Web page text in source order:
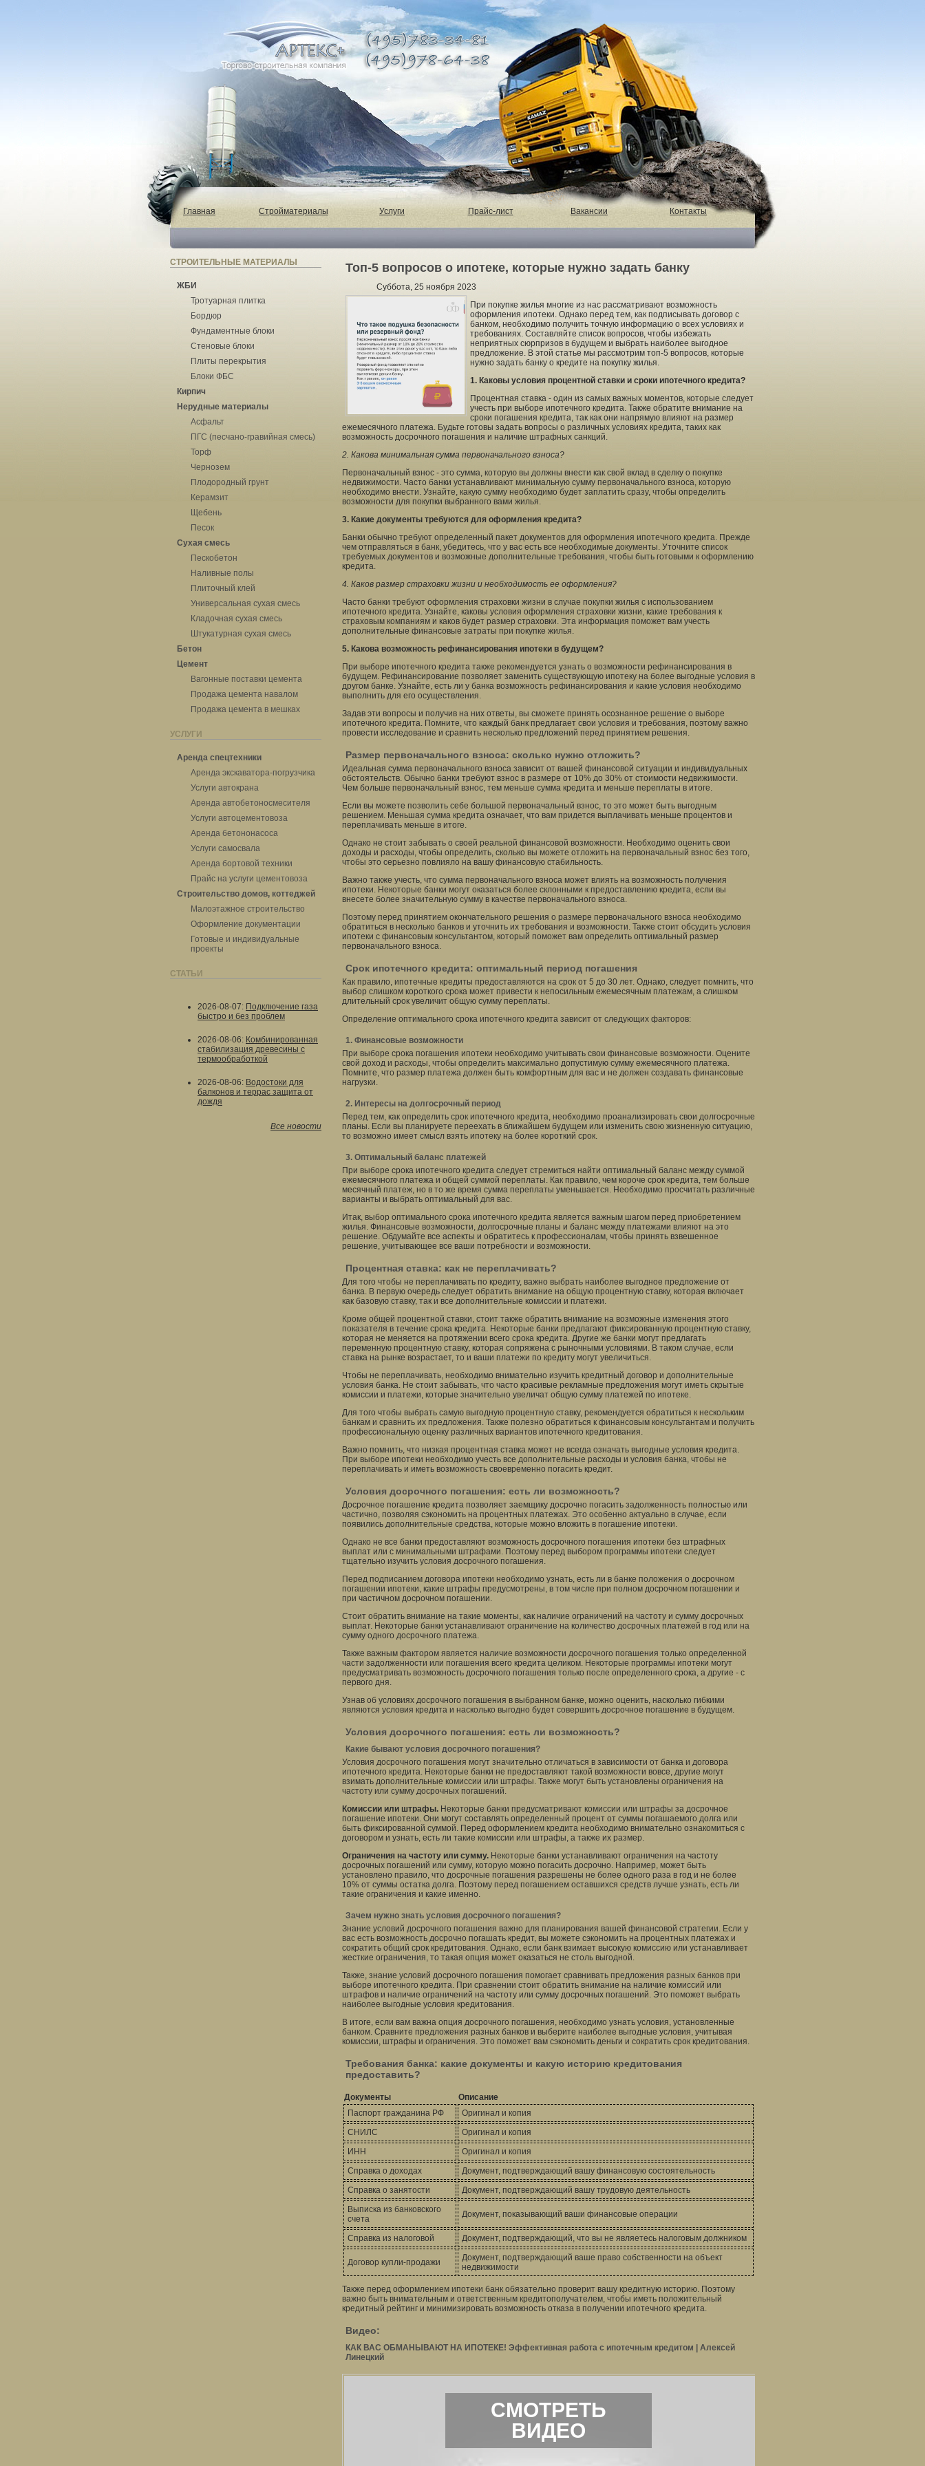
Главная Стройматериалы Услуги Прайс-лист Вакансии Контакты
СТРОИТЕЛЬНЫЕ МАТЕРИАЛЫ
ЖБИ
Тротуарная плитка
Бордюр
Фундаментные блоки
Стеновые блоки
Плиты перекрытия
Блоки ФБС
Кирпич
Нерудные материалы
Асфальт
ПГС (песчано-гравийная смесь)
Торф
Чернозем
Плодородный грунт
Керамзит
Щебень
Песок
Сухая смесь
Пескобетон
Наливные полы
Плиточный клей
Универсальная сухая смесь
Кладочная сухая смесь
Штукатурная сухая смесь
Бетон
Цемент
Вагонные поставки цемента
Продажа цемента навалом
Продажа цемента в мешках
УСЛУГИ
Аренда спецтехники
Аренда экскаватора-погрузчика
Услуги автокрана
Аренда автобетоносмесителя
Услуги автоцементовоза
Аренда бетононасоса
Услуги самосвала
Аренда бортовой техники
Прайс на услуги цементовоза
Строительство домов, коттеджей
Малоэтажное строительство
Оформление документации
Готовые и индивидуальные
проекты
СТАТЬИ
2026-08-07: Подключение газа
быстро и без проблем
2026-08-06: Комбинированная
стабилизация древесины с
термообработкой
2026-08-06: Водостоки для
балконов и террас защита от
дождя
Все новости
Топ-5 вопросов о ипотеке, которые нужно задать банку
Суббота, 25 ноября 2023
При покупке жилья многие из нас рассматривают возможность
оформления ипотеки. Однако перед тем, как подписывать договор с
банком, необходимо получить точную информацию о всех условиях и
требованиях. Составляйте список вопросов, чтобы избежать
неприятных сюрпризов в будущем и выбрать наиболее выгодное
предложение. В этой статье мы рассмотрим топ-5 вопросов, которые
нужно задать банку о кредите на покупку жилья.
1. Каковы условия процентной ставки и сроки ипотечного кредита?
Процентная ставка - один из самых важных моментов, которые следует
учесть при выборе ипотечного кредита. Также обратите внимание на
сроки погашения кредита, так как они напрямую влияют на размер
ежемесячного платежа. Будьте готовы задать вопросы о различных условиях кредита, таких как
возможность досрочного погашения и наличие штрафных санкций.
2. Какова минимальная сумма первоначального взноса?
Первоначальный взнос - это сумма, которую вы должны внести как свой вклад в сделку о покупке
недвижимости. Часто банки устанавливают минимальную сумму первоначального взноса, которую
необходимо внести. Узнайте, какую сумму необходимо будет заплатить сразу, чтобы определить
возможности для покупки выбранного вами жилья.
3. Какие документы требуются для оформления кредита?
Банки обычно требуют определенный пакет документов для оформления ипотечного кредита. Прежде
чем отправляться в банк, убедитесь, что у вас есть все необходимые документы. Уточните список
требуемых документов и возможные дополнительные требования, чтобы быть готовыми к оформлению
кредита.
4. Каков размер страховки жизни и необходимость ее оформления?
Часто банки требуют оформления страховки жизни в случае покупки жилья с использованием
ипотечного кредита. Узнайте, каковы условия оформления страховки жизни, какие требования к
страховым компаниям и каков будет размер страховки. Эта информация поможет вам учесть
дополнительные финансовые затраты при покупке жилья.
5. Какова возможность рефинансирования ипотеки в будущем?
При выборе ипотечного кредита также рекомендуется узнать о возможности рефинансирования в
будущем. Рефинансирование позволяет заменить существующую ипотеку на более выгодные условия в
другом банке. Узнайте, есть ли у банка возможность рефинансирования и какие условия необходимо
выполнить для его осуществления.
Задав эти вопросы и получив на них ответы, вы сможете принять осознанное решение о выборе
ипотечного кредита. Помните, что каждый банк предлагает свои условия и требования, поэтому важно
провести исследование и сравнить несколько предложений перед принятием решения.
Размер первоначального взноса: сколько нужно отложить?
Идеальная сумма первоначального взноса зависит от вашей финансовой ситуации и индивидуальных
обстоятельств. Обычно банки требуют взнос в размере от 10% до 30% от стоимости недвижимости.
Чем больше первоначальный взнос, тем меньше сумма кредита и меньше переплаты в итоге.
Если вы можете позволить себе большой первоначальный взнос, то это может быть выгодным
решением. Меньшая сумма кредита означает, что вам придется выплачивать меньше процентов и
переплачивать меньше в итоге.
Однако не стоит забывать о своей реальной финансовой возможности. Необходимо оценить свои
доходы и расходы, чтобы определить, сколько вы можете отложить на первоначальный взнос без того,
чтобы это серьезно повлияло на вашу финансовую стабильность.
Важно также учесть, что сумма первоначального взноса может влиять на возможность получения
ипотеки. Некоторые банки могут оказаться более склонными к предоставлению кредита, если вы
внесете более значительную сумму в качестве первоначального взноса.
Поэтому перед принятием окончательного решения о размере первоначального взноса необходимо
обратиться в несколько банков и уточнить их требования и возможности. Также стоит обсудить условия
ипотеки с финансовым консультантом, который поможет вам определить оптимальный размер
первоначального взноса.
Срок ипотечного кредита: оптимальный период погашения
Как правило, ипотечные кредиты предоставляются на срок от 5 до 30 лет. Однако, следует помнить, что
выбор слишком короткого срока может привести к непосильным ежемесячным платежам, а слишком
длительный срок увеличит общую сумму переплаты.
Определение оптимального срока ипотечного кредита зависит от следующих факторов:
1. Финансовые возможности
При выборе срока погашения ипотеки необходимо учитывать свои финансовые возможности. Оцените
свой доход и расходы, чтобы определить максимально допустимую сумму ежемесячного платежа.
Помните, что размер платежа должен быть комфортным для вас и не должен создавать финансовые
нагрузки.
2. Интересы на долгосрочный период
Перед тем, как определить срок ипотечного кредита, необходимо проанализировать свои долгосрочные
планы. Если вы планируете переехать в ближайшем будущем или изменить свою жизненную ситуацию,
то возможно имеет смысл взять ипотеку на более короткий срок.
3. Оптимальный баланс платежей
При выборе срока ипотечного кредита следует стремиться найти оптимальный баланс между суммой
ежемесячного платежа и общей суммой переплаты. Как правило, чем короче срок кредита, тем больше
месячный платеж, но в то же время сумма переплаты уменьшается. Необходимо просчитать различные
варианты и выбрать оптимальный для вас.
Итак, выбор оптимального срока ипотечного кредита является важным шагом перед приобретением
жилья. Финансовые возможности, долгосрочные планы и баланс между платежами влияют на это
решение. Обдумайте все аспекты и обратитесь к профессионалам, чтобы принять взвешенное
решение, учитывающее все ваши потребности и возможности.
Процентная ставка: как не переплачивать?
Для того чтобы не переплачивать по кредиту, важно выбрать наиболее выгодное предложение от
банка. В первую очередь следует обратить внимание на общую процентную ставку, которая включает
как базовую ставку, так и все дополнительные комиссии и платежи.
Кроме общей процентной ставки, стоит также обратить внимание на возможные изменения этого
показателя в течение срока кредита. Некоторые банки предлагают фиксированную процентную ставку,
которая не меняется на протяжении всего срока кредита. Другие же банки могут предлагать
переменную процентную ставку, которая сопряжена с рыночными условиями. В таком случае, если
ставка на рынке возрастает, то и ваши платежи по кредиту могут увеличиться.
Чтобы не переплачивать, необходимо внимательно изучить кредитный договор и дополнительные
условия банка. Не стоит забывать, что часто красивые рекламные предложения могут иметь скрытые
комиссии и платежи, которые значительно увеличат общую сумму платежей по ипотеке.
Для того чтобы выбрать самую выгодную процентную ставку, рекомендуется обратиться к нескольким
банкам и сравнить их предложения. Также полезно обратиться к финансовым консультантам и получить
профессиональную оценку различных вариантов ипотечного кредитования.
Важно помнить, что низкая процентная ставка может не всегда означать выгодные условия кредита.
При выборе ипотеки необходимо учесть все дополнительные расходы и условия банка, чтобы не
переплачивать и иметь возможность своевременно погасить кредит.
Условия досрочного погашения: есть ли возможность?
Досрочное погашение кредита позволяет заемщику досрочно погасить задолженность полностью или
частично, позволяя сэкономить на процентных платежах. Это особенно актуально в случае, если
появились дополнительные средства, которые можно вложить в погашение ипотеки.
Однако не все банки предоставляют возможность досрочного погашения ипотеки без штрафных
выплат или с минимальными штрафами. Поэтому перед выбором программы ипотеки следует
тщательно изучить условия досрочного погашения.
Перед подписанием договора ипотеки необходимо узнать, есть ли в банке положения о досрочном
погашении ипотеки, какие штрафы предусмотрены, в том числе при полном досрочном погашении и
при частичном досрочном погашении.
Стоит обратить внимание на такие моменты, как наличие ограничений на частоту и сумму досрочных
выплат. Некоторые банки устанавливают ограничение на количество досрочных платежей в год или на
сумму одного досрочного платежа.
Также важным фактором является наличие возможности досрочного погашения только определенной
части задолженности или погашения всего кредита целиком. Некоторые программы ипотеки могут
предусматривать возможность досрочного погашения только после определенного срока, а другие - с
первого дня.
Узнав об условиях досрочного погашения в выбранном банке, можно оценить, насколько гибкими
являются условия кредита и насколько выгодно будет совершить досрочное погашение в будущем.
Условия досрочного погашения: есть ли возможность?
Какие бывают условия досрочного погашения?
Условия досрочного погашения могут значительно отличаться в зависимости от банка и договора
ипотечного кредита. Некоторые банки не предоставляют такой возможности вовсе, другие могут
взимать дополнительные комиссии или штрафы. Также могут быть установлены ограничения на
частоту или сумму досрочных погашений.
Комиссии или штрафы. Некоторые банки предусматривают комиссии или штрафы за досрочное
погашение ипотеки. Они могут составлять определенный процент от суммы погашаемого долга или
быть фиксированной суммой. Перед оформлением кредита необходимо внимательно ознакомиться с
договором и узнать, есть ли такие комиссии или штрафы, а также их размер.
Ограничения на частоту или сумму. Некоторые банки устанавливают ограничения на частоту
досрочных погашений или сумму, которую можно погасить досрочно. Например, может быть
установлено правило, что досрочные погашения разрешены не более одного раза в год и не более
10% от суммы остатка долга. Поэтому перед погашением оставшихся средств лучше узнать, есть ли
такие ограничения и какие именно.
Зачем нужно знать условия досрочного погашения?
Знание условий досрочного погашения важно для планирования вашей финансовой стратегии. Если у
вас есть возможность досрочно погашать кредит, вы можете сэкономить на процентных платежах и
сократить общий срок кредитования. Однако, если банк взимает высокую комиссию или устанавливает
жесткие ограничения, то такая опция может оказаться не столь выгодной.
Также, знание условий досрочного погашения помогает сравнивать предложения разных банков при
выборе ипотечного кредита. При сравнении стоит обратить внимание на наличие комиссий или
штрафов и наличие ограничений на частоту или сумму досрочных погашений. Это поможет выбрать
наиболее выгодные условия кредитования.
В итоге, если вам важна опция досрочного погашения, необходимо узнать условия, установленные
банком. Сравните предложения разных банков и выберите наиболее выгодные условия, учитывая
комиссии, штрафы и ограничения. Это поможет вам сэкономить деньги и сократить срок кредитования.
Требования банка: какие документы и какую историю кредитования
предоставить?
Документы
Описание
Паспорт гражданина РФ
Оригинал и копия
СНИЛС
Оригинал и копия
ИНН
Оригинал и копия
Справка о доходах
Документ, подтверждающий вашу финансовую состоятельность
Справка о занятости
Документ, подтверждающий вашу трудовую деятельность
Выписка из банковского
счета
Документ, показывающий ваши финансовые операции
Справка из налоговой Документ, подтверждающий, что вы не являетесь налоговым должником
Договор купли-продажи
Документ, подтверждающий ваше право собственности на объект
недвижимости
Также перед оформлением ипотеки банк обязательно проверит вашу кредитную историю. Поэтому
важно быть внимательным и ответственным кредитополучателем, чтобы иметь положительный
кредитный рейтинг и минимизировать возможность отказа в получении ипотечного кредита.
Видео:
КАК ВАС ОБМАНЫВАЮТ НА ИПОТЕКЕ! Эффективная работа с ипотечным кредитом | Алексей
Линецкий
СМОТРЕТЬ
ВИДЕО